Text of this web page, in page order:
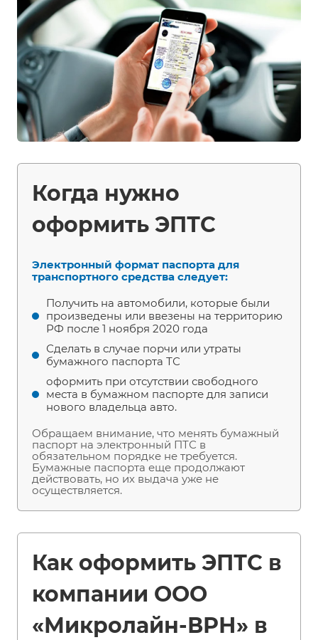
Когда нужно
оформить ЭПТС
Электронный формат паспорта для
транспортного средства следует:
Получить на автомобили, которые были
произведены или ввезены на территорию
РФ после 1 ноября 2020 года
Сделать в случае порчи или утраты
бумажного паспорта ТС
оформить при отсутствии свободного
места в бумажном паспорте для записи
нового владельца авто.
Обращаем внимание, что менять бумажный
паспорт на электронный ПТС в
обязательном порядке не требуется.
Бумажные паспорта еще продолжают
действовать, но их выдача уже не
осуществляется.
Как оформить ЭПТС в
компании ООО
«Микролайн-ВРН» в